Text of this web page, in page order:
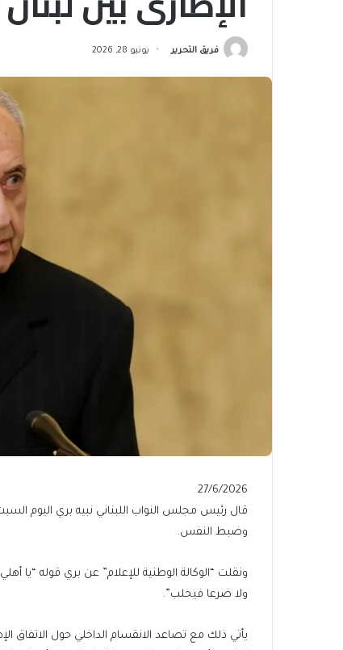
فريق التحرير يونيو 28, 2026
Published
On
27/6/2026
27/6/2026
قال رئيس مجلس النواب اللبناني نبيه بري اليوم السبت
وضبط النفس.
ونقلت “الوكالة الوطنية للإعلام” عن بري قوله “يا
ولا ضرعا فيحلب”.
يأتي ذلك مع تصاعد الانقسام الداخلي حول الاتفاق